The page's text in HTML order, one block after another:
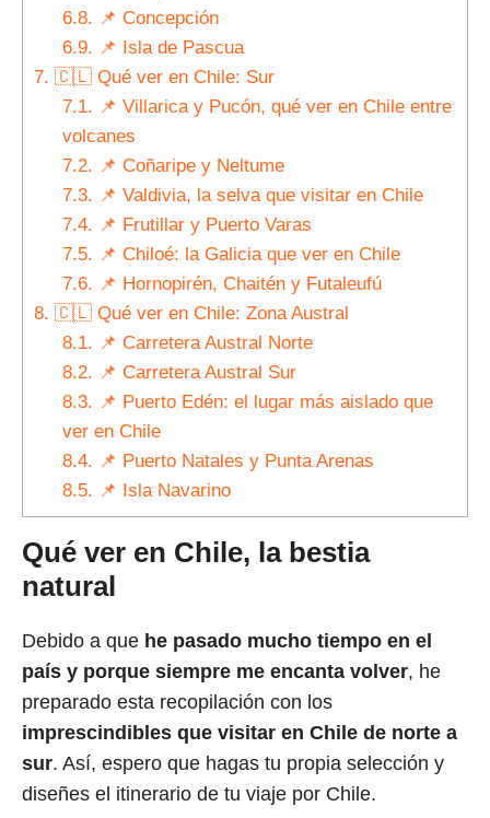
6.8. 📌 Concepción
6.9. 📌 Isla de Pascua
7. 🇨🇱 Qué ver en Chile: Sur
7.1. 📌 Villarica y Pucón, qué ver en Chile entre
volcanes
7.2. 📌 Coñaripe y Neltume
7.3. 📌 Valdivia, la selva que visitar en Chile
7.4. 📌 Frutillar y Puerto Varas
7.5. 📌 Chiloé: la Galicia que ver en Chile
7.6. 📌 Hornopirén, Chaitén y Futaleufú
8. 🇨🇱 Qué ver en Chile: Zona Austral
8.1. 📌 Carretera Austral Norte
8.2. 📌 Carretera Austral Sur
8.3. 📌 Puerto Edén: el lugar más aislado que
ver en Chile
8.4. 📌 Puerto Natales y Punta Arenas
8.5. 📌 Isla Navarino
Qué ver en Chile, la bestia
natural
Debido a que he pasado mucho tiempo en el
país y porque siempre me encanta volver, he
preparado esta recopilación con los
imprescindibles que visitar en Chile de norte a
sur. Así, espero que hagas tu propia selección y
diseñes el itinerario de tu viaje por Chile.